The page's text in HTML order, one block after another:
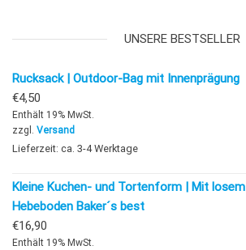
UNSERE BESTSELLER
Rucksack | Outdoor-Bag mit Innenprägung
€4,50
Enthält 19% MwSt.
zzgl. Versand
Lieferzeit: ca. 3-4 Werktage
Kleine Kuchen- und Tortenform | Mit losem
Hebeboden Baker´s best
€16,90
Enthält 19% MwSt.